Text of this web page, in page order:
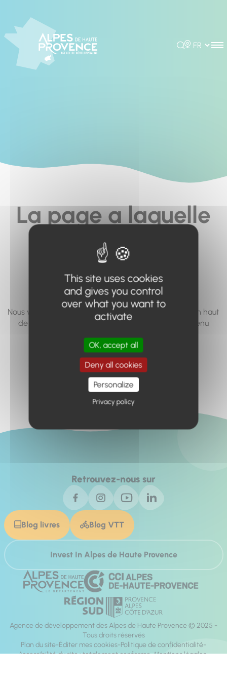
Rechercher
Choisir la
La page a laquelle
vous cherchez à
accéder n'existe
pas... ou plus.
Nous vous invitons à utiliser le moteur de recherche en haut
de page, ou à utiliser le menu pour trouver le contenu
Retour à l'accueil
Retrouvez-nous sur
Blog livres Blog VTT
Invest In Alpes de Haute Provence
Agence de développement des Alpes de Haute Provence © 2025 -
Tous droits réservés
Plan du site Éditer mes cookies Politique de confidentialité
Accessibilité du site : totalement conforme Mentions légales
This site uses cookies
and gives you control
over what you want to
activate
OK, accept all
Deny all cookies
Personalize
Privacy policy